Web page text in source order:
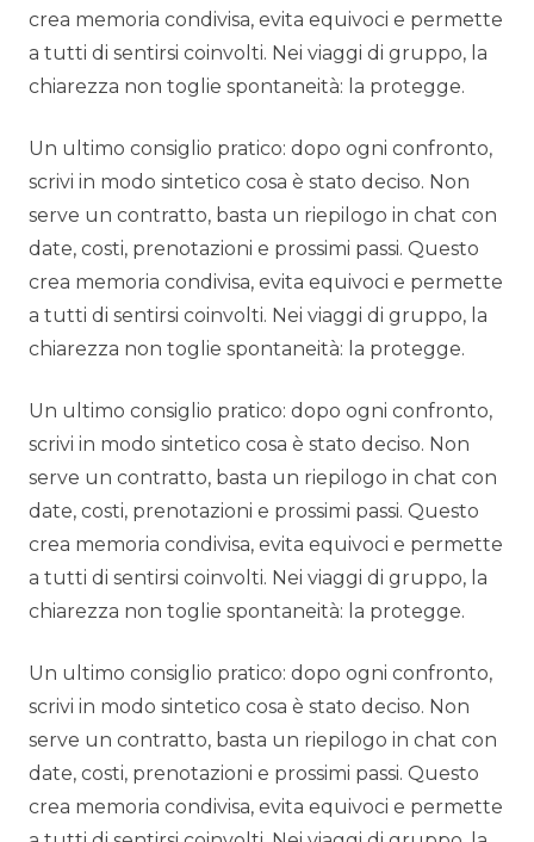
crea memoria condivisa, evita equivoci e permette
a tutti di sentirsi coinvolti. Nei viaggi di gruppo, la
chiarezza non toglie spontaneità: la protegge.
Un ultimo consiglio pratico: dopo ogni confronto,
scrivi in modo sintetico cosa è stato deciso. Non
serve un contratto, basta un riepilogo in chat con
date, costi, prenotazioni e prossimi passi. Questo
crea memoria condivisa, evita equivoci e permette
a tutti di sentirsi coinvolti. Nei viaggi di gruppo, la
chiarezza non toglie spontaneità: la protegge.
Un ultimo consiglio pratico: dopo ogni confronto,
scrivi in modo sintetico cosa è stato deciso. Non
serve un contratto, basta un riepilogo in chat con
date, costi, prenotazioni e prossimi passi. Questo
crea memoria condivisa, evita equivoci e permette
a tutti di sentirsi coinvolti. Nei viaggi di gruppo, la
chiarezza non toglie spontaneità: la protegge.
Un ultimo consiglio pratico: dopo ogni confronto,
scrivi in modo sintetico cosa è stato deciso. Non
serve un contratto, basta un riepilogo in chat con
date, costi, prenotazioni e prossimi passi. Questo
crea memoria condivisa, evita equivoci e permette